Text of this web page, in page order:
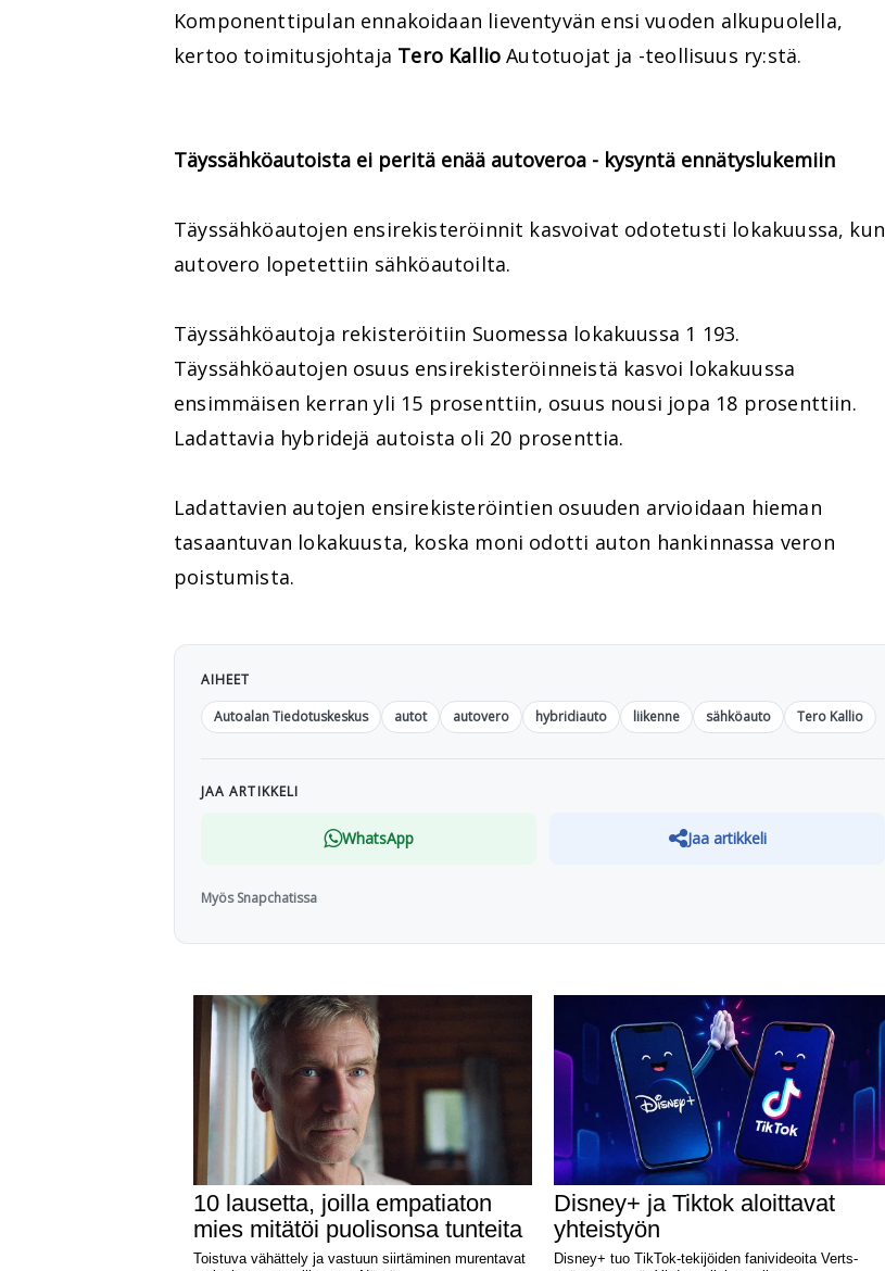
Komponenttipulan ennakoidaan lieventyvän ensi vuoden alkupuolella,
kertoo toimitusjohtaja Tero Kallio Autotuojat ja -teollisuus ry:stä.
Täyssähköautoista ei peritä enää autoveroa - kysyntä ennätyslukemiin
Täyssähköautojen ensirekisteröinnit kasvoivat odotetusti lokakuussa, kun
autovero lopetettiin sähköautoilta.
Täyssähköautoja rekisteröitiin Suomessa lokakuussa 1 193.
Täyssähköautojen osuus ensirekisteröinneistä kasvoi lokakuussa
ensimmäisen kerran yli 15 prosenttiin, osuus nousi jopa 18 prosenttiin.
Ladattavia hybridejä autoista oli 20 prosenttia.
Ladattavien autojen ensirekisteröintien osuuden arvioidaan hieman
tasaantuvan lokakuusta, koska moni odotti auton hankinnassa veron
poistumista.
AIHEET
Autoalan Tiedotuskeskus
autot autovero hybridiauto liikenne sähköauto Tero Kallio
JAA ARTIKKELI
WhatsApp Jaa artikkeli
Myös Snapchatissa